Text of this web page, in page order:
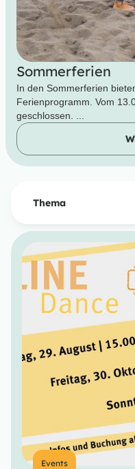
Sommerferien
In den Sommerferien
Ferienprogramm. Vom
geschlossen. ...
Thema
Events